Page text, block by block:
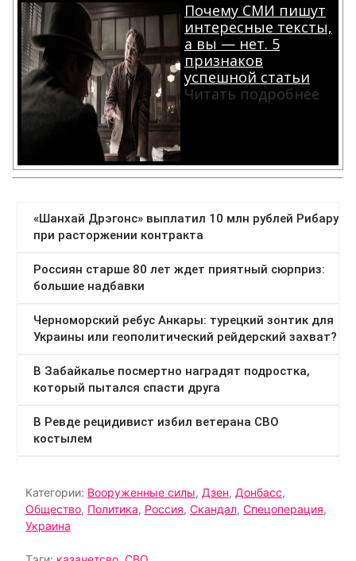
Почему СМИ пишут
интересные тексты,
а вы — нет. 5
признаков
успешной статьи
Читать подробнее
Категории: Вооруженные силы, Дзен, Донбасс,
Общество, Политика, Россия, Скандал, Спецоперация,
Украина